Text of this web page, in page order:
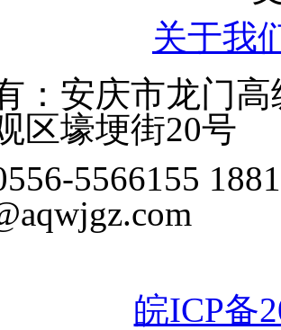
关于我
：安庆市龙门
区壕埂街20号
5566155
皖ICP备